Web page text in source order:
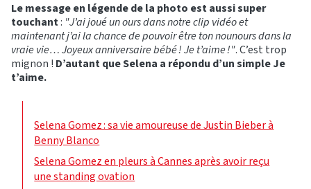
Le message en légende de la photo est aussi super
touchant: "J’ai joué un ours dans notre clip vidéo et
maintenant j’ai la chance de pouvoir être ton nounours dans la
vraie vie… Joyeux anniversaire bébé ! Je t’aime !". C’est trop
mignon ! D’autant que Selena a répondu d’un simple Je
t’aime.
Selena Gomez : sa vie amoureuse de Justin Bieber à
Benny Blanco
Selena Gomez en pleurs à Cannes après avoir reçu
une standing ovation